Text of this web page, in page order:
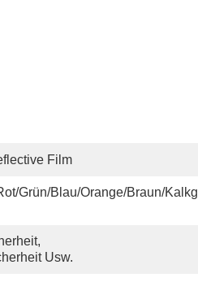
Film
grün/blau/orange/braun/
Usw.